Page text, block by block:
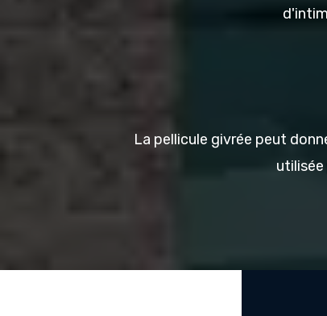
La pellicule givrée peut